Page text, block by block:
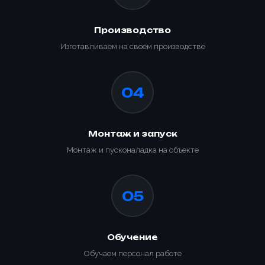
Производство
Изготавливаем на своём производстве
04
Монтаж и запуск
Монтаж и пусконаладка на объекте
05
Обучение
Обучаем персонал работе
Телефон *
Согласен с условиямиполитики
конфиденциальности
правилами обработки
персональных данных
ОПТИМИЗАЦИЯ
УПАКОВКИ С
ПАЛЛЕТООБМОТЧИКОМ
YJPO-1650-K
Купить